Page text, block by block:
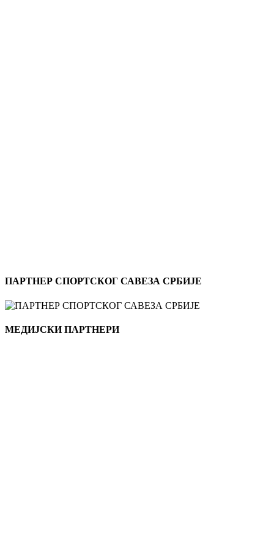
ПАРТНЕР СПОРТСКОГ САВЕЗА СРБИЈЕ
МЕДИЈСКИ ПАРТНЕРИ